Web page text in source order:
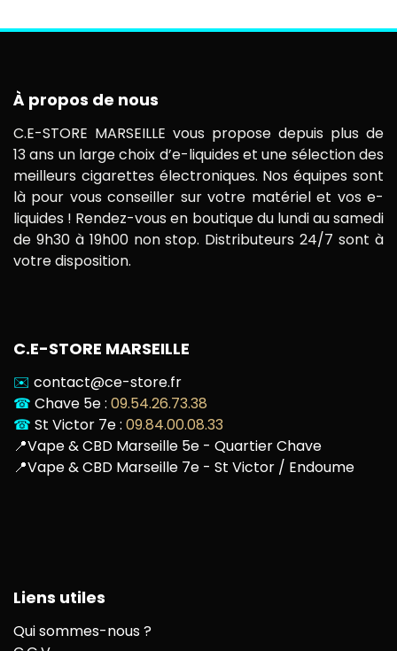
À propos de nous
C.E-STORE MARSEILLE vous propose depuis plus de
13 ans un large choix d’e-liquides et une sélection des
meilleurs cigarettes électroniques. Nos équipes sont
là pour vous conseiller sur votre matériel et vos e-
liquides ! Rendez-vous en boutique du lundi au samedi
de 9h30 à 19h00 non stop. Distributeurs 24/7 sont à
votre disposition.
C.E-STORE MARSEILLE
✉️ contact@ce-store.fr
☎ Chave 5e : 09.54.26.73.38
☎ St Victor 7e : 09.84.00.08.33
📍Vape & CBD Marseille 5e - Quartier Chave
📍Vape & CBD Marseille 7e - St Victor / Endoume
Liens utiles
Qui sommes-nous ?